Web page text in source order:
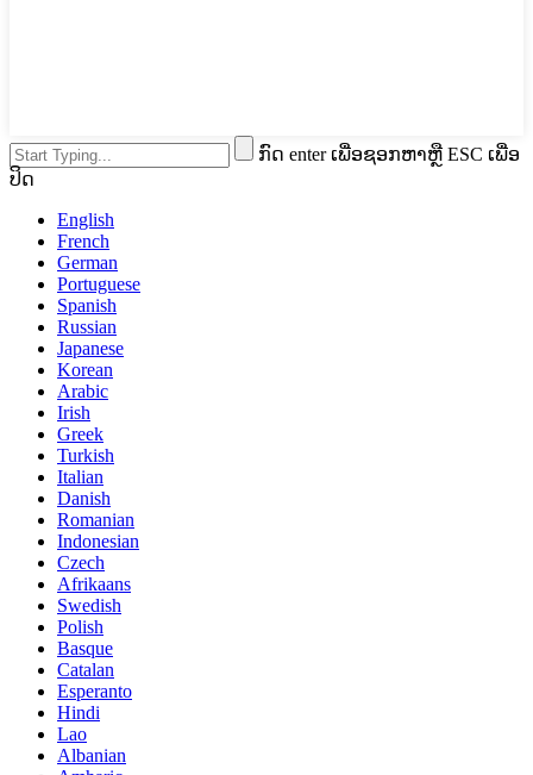
ກົດ enter ເພື່ອຊອກຫາຫຼື ESC ເພື່ອ
ປິດ
English
French
German
Portuguese
Spanish
Russian
Japanese
Korean
Arabic
Irish
Greek
Turkish
Italian
Danish
Romanian
Indonesian
Czech
Afrikaans
Swedish
Polish
Basque
Catalan
Esperanto
Hindi
Lao
Albanian